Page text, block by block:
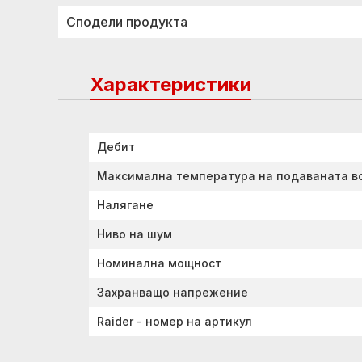
Сподели продукта
Характеристики
Дебит
Максимална температура на подаваната
Налягане
Ниво на шум
Номинална мощност
Захранващо напрежение
Raider - номер на артикул